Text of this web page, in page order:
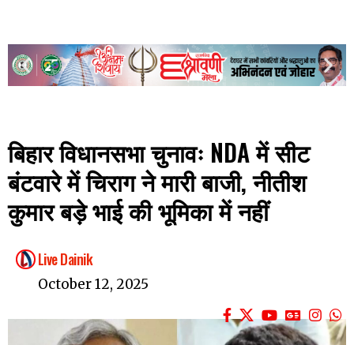
बिहार विधानसभा चुनावः NDA में सीट
बंटवारे में चिराग ने मारी बाजी, नीतीश
कुमार बड़े भाई की भूमिका में नहीं
Live Dainik
October 12, 2025